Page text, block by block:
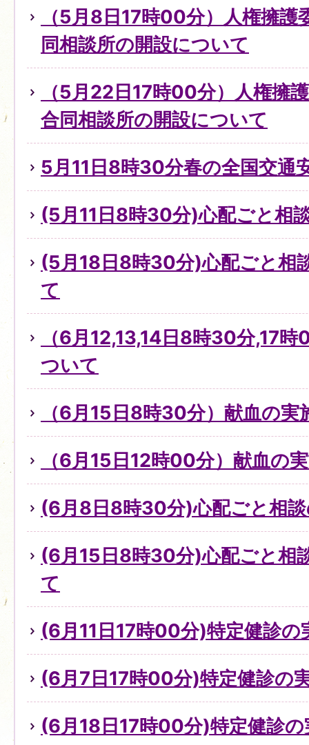
（5月8日17時00分）人権擁護
同相談所の開設について
（5月22日17時00分）人権擁
合同相談所の開設について
5月11日8時30分春の全国交通
(5月11日8時30分)心配ごと相
(5月18日8時30分)心配ごと相
て
（6月12,13,14日8時30分,17
ついて
（6月15日8時30分）献血の実
（6月15日12時00分）献血の
(6月8日8時30分)心配ごと相
(6月15日8時30分)心配ごと相
て
(6月11日17時00分)特定健診の
(6月7日17時00分)特定健診の
(6月18日17時00分)特定健診